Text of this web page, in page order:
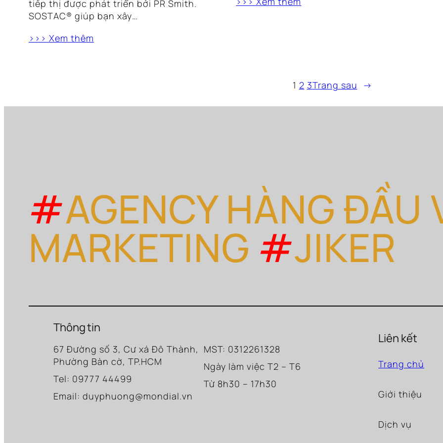
tiếp thị được phát triển bởi PR Smith.
SOSTAC® giúp bạn xây…
>>> Xem thêm
1 2 3Trang sau →
#AGENCY HÀNG ĐẦU
MARKETING #JIKER
Thông tin
67 Đường số 3, Cư xá Đô Thành,
Phường Bàn cờ, TP.HCM
Tel: 09777 44499
Email: duyphuong@mondial.vn
MST: 0312261328
Ngày làm việc T2 – T6
Từ 8h30 – 17h30
Liên kết
Trang chủ
Giới thiệu
Dịch vụ